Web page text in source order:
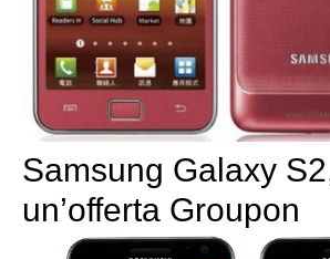
Samsung Galaxy
un’offerta Groupon